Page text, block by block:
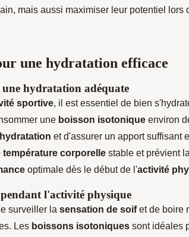
mais aussi maximiser leur potentiel lors
une hydratation efficace
hydratation adéquate
sportive, il est essentiel de bien
une boisson isotonique environ
hydratation et d'assurer un apport suffisant
température corporelle stable et prévient la
optimale dès le début de l'activité
l'activité physique
surveiller la sensation de soifet de boire
Les boissons isotoniques sont idéales